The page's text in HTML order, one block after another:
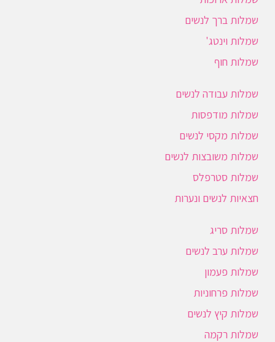
שמלות ברך לנשים
שמלות וינטג'
שמלות חוף
שמלות עבודה לנשים
שמלות מודפסות
שמלות מקסי לנשים
שמלות משובצות לנשים
שמלות סטרפלס
חצאיות לנשים ונערות
שמלות סריג
שמלות ערב לנשים
שמלות פעמון
שמלות פרחוניות
שמלות קיץ לנשים
שמלות רקמה